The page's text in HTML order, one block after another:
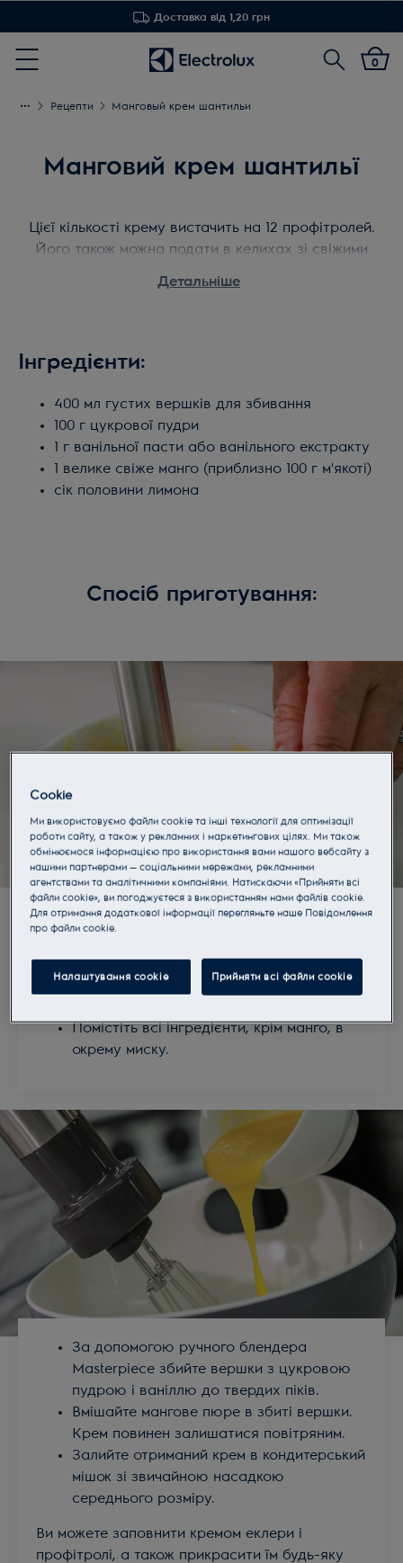
Доставка від 1,20 грн
Menu
Пошук
0
Рецепти Манговый крем шантильи
Манговий крем шантильї
Цієї кількості крему вистачить на 12 профітролей.
Його також можна подати в келихах зі свіжими
для випічки, наприклад торта св. Оноре. З ним
Час приготування:
Детальніше
Інгредієнти:
400 мл густих вершків для збивання
100 г цукрової пудри
1 г ванільної пасти або ванільного екстракту
1 велике свіже манго (приблизно 100 г м'якоті)
сік половини лимона
Спосіб приготування:
Видаліть шкірку і кісточку у одного
великого плода манго.
подрібніть за допомогою ручного
блендера Masterpiece.
Помістіть всі інгредієнти, крім манго, в
окрему миску.
За допомогою ручного блендера
Masterpiece збийте вершки з цукровою
пудрою і ваніллю до твердих піків.
Вмішайте мангове пюре в збиті вершки.
Крем повинен залишатися повітряним.
Залийте отриманий крем в кондитерський
мішок зі звичайною насадкою
середнього розміру.
Ви можете заповнити кремом еклери і
профітролі, а також прикрасити їм будь-яку
Cookie
Ми використовуємо файли cookie та інші технології для оптимізації
роботи сайту, а також у рекламних і маркетингових цілях. Ми також
обмінюємося інформацією про використання вами нашого вебсайту з
нашими партнерами — соціальними мережами, рекламними
агентствами та аналітичними компаніями. Натискаючи «Прийняти всі
файли cookie», ви погоджуєтеся з використанням нами файлів cookie.
Для отримання додаткової інформації перегляньте наше Пoвідомлення
прo файли cookie.
Налаштування cookie Прийняти всі файли сookie